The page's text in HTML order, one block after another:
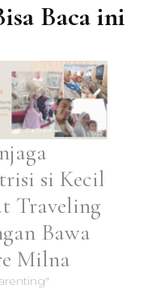
Baca ini
si Kecil
Traveling
Bawa
Milna